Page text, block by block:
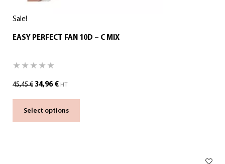
Sale!
EASY PERFECT FAN 10D – C MIX
45,45€ 34,96 € HT
Select options